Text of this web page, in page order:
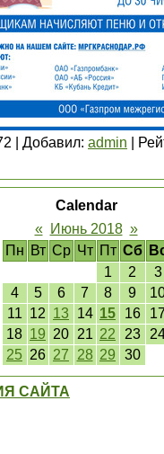
Добавил: admin
Calendar
«
Июнь 2018 »
Пн Вт Ср Чт Пт Сб
1
2
3
4
5 6 7 8 9
11 12 13 14 15 16
17
18 19 20 21 22 23
25 26 27 28 29 30
САЙТА